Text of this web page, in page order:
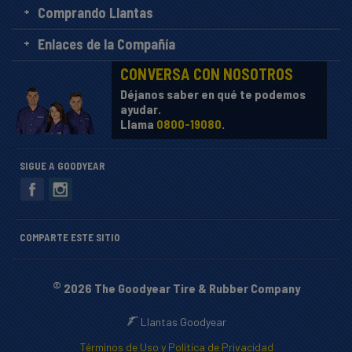
Comprando Llantas
Enlaces de la Compañía
CONVERSA CON NOSOTROS
Déjanos saber en qué te podemos
ayudar.
Llama 0800-19080.
SIGUE A GOODYEAR
COMPARTE ESTE SITIO
© 2026 The Goodyear Tire & Rubber Company
Llantas Goodyear
Términos de Uso y Política de Privacidad